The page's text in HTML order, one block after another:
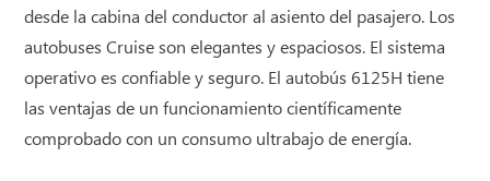
desde la cabina del conductor al asiento del pasajero. Los
autobuses Cruise son elegantes y espaciosos. El sistema
operativo es confiable y seguro. El autobús 6125H tiene
las ventajas de un funcionamiento científicamente
comprobado con un consumo ultrabajo de energía.